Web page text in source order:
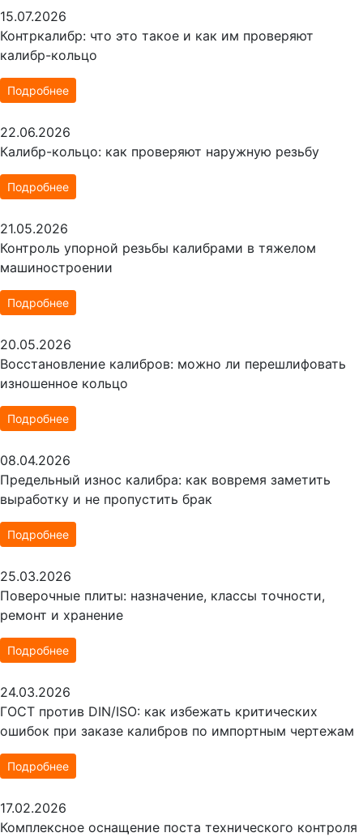
15.07.2026
Контркалибр: что это такое и как им проверяют
калибр-кольцо
Подробнее
22.06.2026
Калибр-кольцо: как проверяют наружную резьбу
Подробнее
21.05.2026
Контроль упорной резьбы калибрами в тяжелом
машиностроении
Подробнее
20.05.2026
Восстановление калибров: можно ли перешлифовать
изношенное кольцо
Подробнее
08.04.2026
Предельный износ калибра: как вовремя заметить
выработку и не пропустить брак
Подробнее
25.03.2026
Поверочные плиты: назначение, классы точности,
ремонт и хранение
Подробнее
24.03.2026
ГОСТ против DIN/ISO: как избежать критических
ошибок при заказе калибров по импортным чертежам
Подробнее
17.02.2026
Комплексное оснащение поста технического контроля